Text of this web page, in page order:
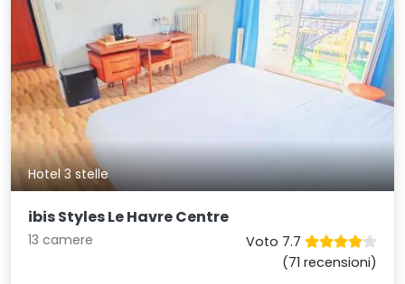
Hotel 3 stelle
ibis Styles Le Havre Centre
13 camere
Voto 7.7
(71 recensioni)